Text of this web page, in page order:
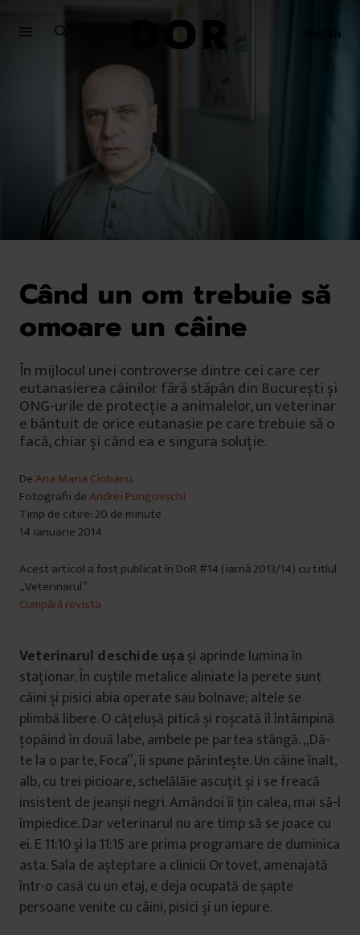
English
Când un om trebuie să
omoare un câine
În mijlocul unei controverse dintre cei care cer
eutanasierea câinilor fără stăpân din București și
ONG-urile de protecție a animalelor, un veterinar
e bântuit de orice eutanasie pe care trebuie să o
facă, chiar și când ea e singura soluție.
DeAna Maria Ciobanu
Fotografii deAndrei Pungovschi
Timp de citire: 20 de minute
14 ianuarie 2014
Acest articol a fost publicat în DoR #14 (iarnă 2013/14) cu titlul
„Veterinarul”
Cumpără revista
Veterinarul deschide ușa și aprinde lumina în
staționar. În cuștile metalice aliniate la perete sunt
câini și pisici abia operate sau bolnave; altele se
plimbă libere. O cățelușă pitică și roșcată îl întâmpină
țopăind în două labe, ambele pe partea stângă. „Dă-
te la o parte, Foca”, îi spune părintește. Un câine înalt,
alb, cu trei picioare, schelălăie ascuțit și i se freacă
insistent de jeanșii negri. Amândoi îi țin calea, mai să-l
împiedice. Dar veterinarul nu are timp să se joace cu
ei. E 11:10 și la 11:15 are prima programare de duminica
asta. Sala de așteptare a clinicii Ortovet, amenajată
într-o casă cu un etaj, e deja ocupată de șapte
persoane venite cu câini, pisici și un iepure.